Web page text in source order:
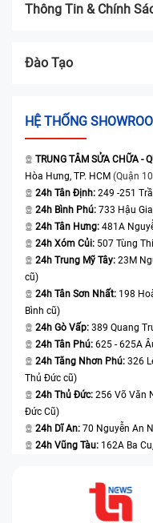
Thông Tin & Chính
Đào Tạo
HỆ THỐNG
TRUNG TÂM SỬA CHỮA -
Hòa Hưng, TP. HCM (Quận
24h Tân Định: 249 -251
24h Bình Phú: 733 Hậu
24h Tân Hưng: 481A
24h Xóm Củi: 507 Tùng
24h Trung Mỹ Tây: 23M
cũ)
24h Tân Sơn Nhất: 198
Bình cũ)
24h Gò Vấp: 389 Quang
24h Tân Phú: 625 - 625A
24h Tăng Nhơn Phú: 326
Thủ Đức cũ)
24h Thủ Đức: 256 Võ Văn
Đức Cũ)
24h Dĩ An: 70 Nguyễn An
24h Vũng Tàu: 162A Ba